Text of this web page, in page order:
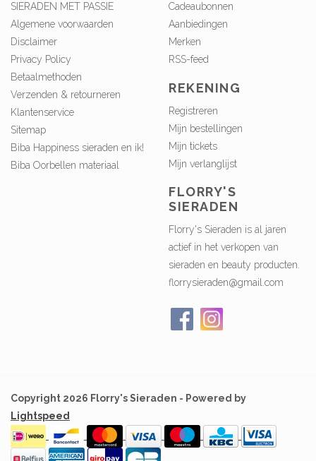
SIERADEN MET PASSIE
Algemene voorwaarden
Disclaimer
Privacy Policy
Betaalmethoden
Verzenden & retourneren
Klantenservice
Sitemap
Biba Happiness sieraden en ik!
Biba Oorbellen materiaal
Cadeaubonnen
Aanbiedingen
Merken
RSS-feed
REKENING
Registreren
Mijn bestellingen
Mijn tickets
Mijn verlanglijst
FLORRY'S
SIERADEN
Florry's Sieraden is al jaren
actief in het verkopen van
sieraden en beauty producten.
florrysieraden@gmail.com
Copyright 2026 Florry's Sieraden - Powered by
Lightspeed